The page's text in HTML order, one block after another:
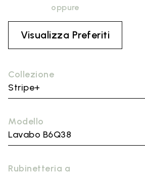
Collezione
Stripe+
Modello
Lavabo B6Q38
Rubinetteria a
oppure
Visualizza Preferiti